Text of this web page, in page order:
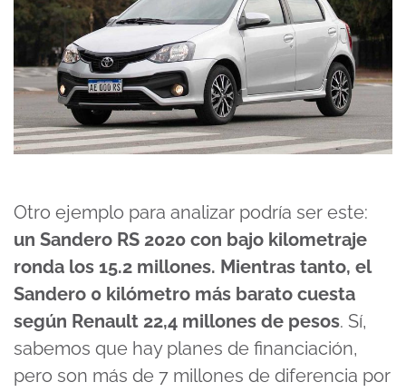
Otro ejemplo para analizar podría ser este:
un Sandero RS 2020 con bajo kilometraje
ronda los 15.2 millones. Mientras tanto, el
Sandero 0 kilómetro más barato cuesta
según Renault 22,4 millones de pesos. Sí,
sabemos que hay planes de financiación,
pero son más de 7 millones de diferencia por